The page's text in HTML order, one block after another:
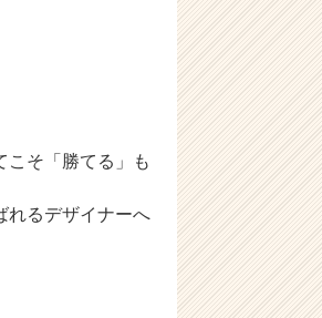
そ「勝てる」も
るデザイナーへ